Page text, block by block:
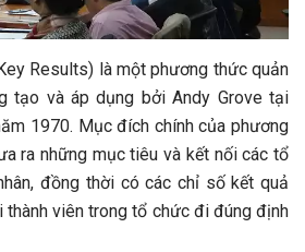
Results) là một phương thức quản
tạo và áp dụng bởi Andy Grove tại
1970. Mục đích chính của phương
ra những mục tiêu và kết nối các tổ
đồng thời có các chỉ số kết quả
viên trong tổ chức đi đúng định